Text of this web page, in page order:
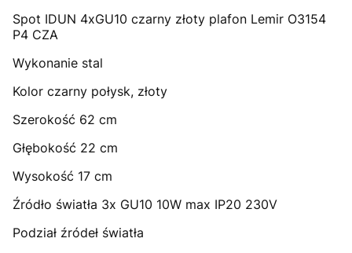
Spot IDUN 4xGU10 czarny złoty plafon Lemir O3154
P4 CZA
Wykonanie stal
Kolor czarny połysk, złoty
Szerokość 62 cm
Głębokość 22 cm
Wysokość 17 cm
Źródło światła 3x GU10 10W max IP20 230V
Podział źródeł światła